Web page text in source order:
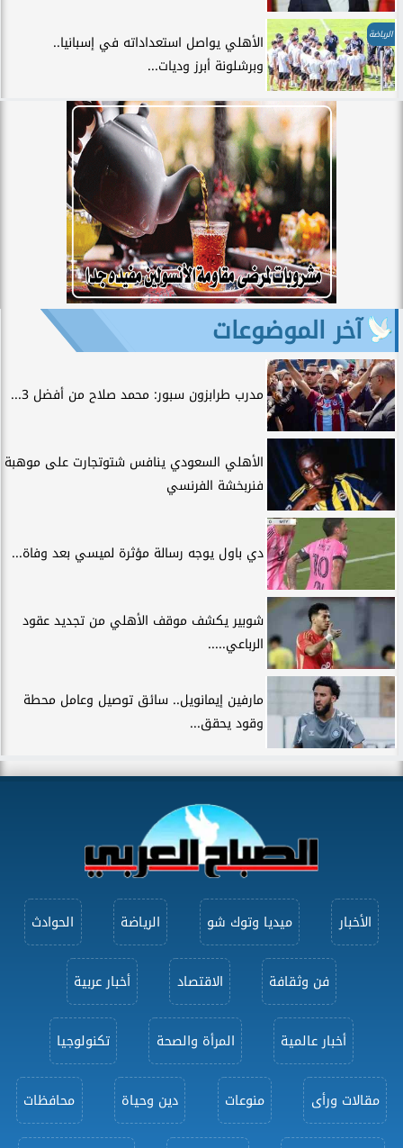
الرياضة
الأهلي يواصل استعداداته في إسبانيا..
وبرشلونة أبرز وديات...
آخر الموضوعات
مدرب طرابزون سبور: محمد صلاح من أفضل 3...
الأهلي السعودي ينافس شتوتجارت على موهبة
فنربخشة الفرنسي
دي باول يوجه رسالة مؤثرة لميسي بعد وفاة...
شوبير يكشف موقف الأهلي من تجديد عقود
الرباعي.....
مارفين إيمانويل.. سائق توصيل وعامل محطة
وقود يحقق...
الأخبار ميديا وتوك شو الرياضة الحوادث
فن وثقافة الاقتصاد أخبار عربية
أخبار عالمية المرأة والصحة تكنولوجيا
مقالات ورأى منوعات دين وحياة محافظات